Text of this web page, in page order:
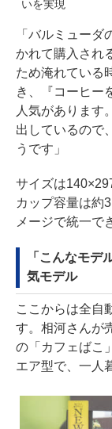
いを実現
「バルミュー
かれて購入され
ため淹れている
き、『コーヒー
人気があります
出しているので
うです」
サイズは
カップ容量は約
メージで統一で
「こんなモデ
気モデル
ここからは全自
す。相河さんが
の「カフェばこ
エア型で、一人